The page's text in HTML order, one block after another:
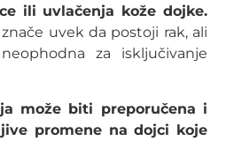
ili uvlačenja kože dojke.
uvek da postoji rak, ali
za isključivanje
može biti preporučena i
promene na dojci koje